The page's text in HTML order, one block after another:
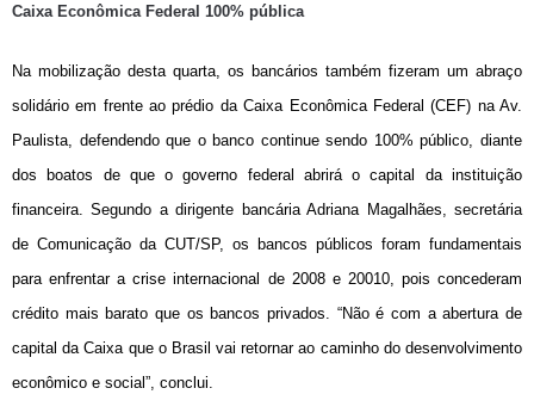
Caixa Econômica Federal 100% pública
Na mobilização desta quarta, os bancários também fizeram um abraço
solidário em frente ao prédio da Caixa Econômica Federal (CEF) na Av.
Paulista, defendendo que o banco continue sendo 100% público, diante
dos boatos de que o governo federal abrirá o capital da instituição
financeira. Segundo a dirigente bancária Adriana Magalhães, secretária
de Comunicação da CUT/SP, os bancos públicos foram fundamentais
para enfrentar a crise internacional de 2008 e 20010, pois concederam
crédito mais barato que os bancos privados. “Não é com a abertura de
capital da Caixa que o Brasil vai retornar ao caminho do desenvolvimento
econômico e social”, conclui.